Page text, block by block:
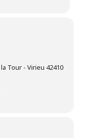
Tour - Virieu 42410